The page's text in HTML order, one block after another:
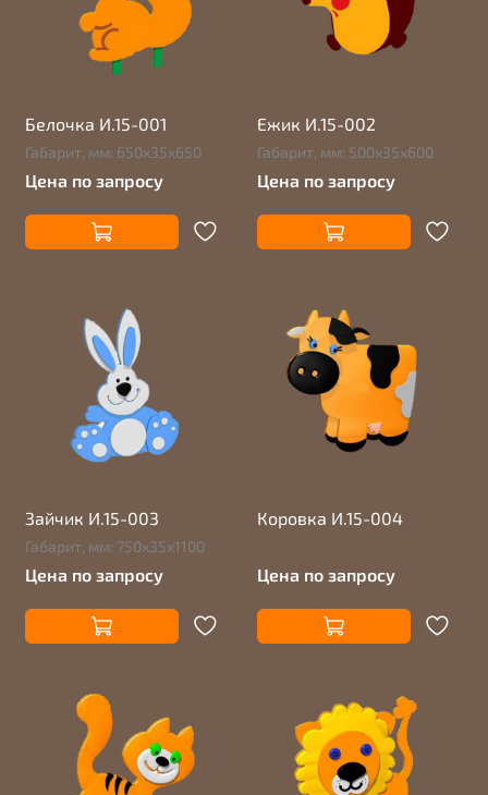
Белочка И.15-001
Габарит, мм: 650х35х650
Цена по запросу
Ежик И.15-002
Габарит, мм: 500х35х600
Цена по запросу
Зайчик И.15-003
Габарит, мм: 750х35х1100
Цена по запросу
Коровка И.15-004
Цена по запросу